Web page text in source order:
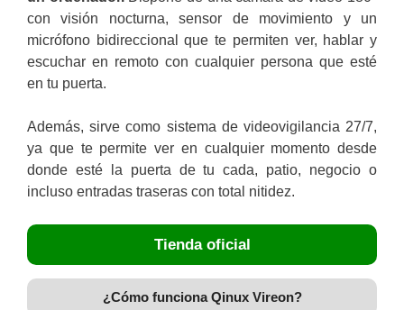
con visión nocturna, sensor de movimiento y un
micrófono bidireccional que te permiten ver, hablar y
escuchar en remoto con cualquier persona que esté
en tu puerta.
Además, sirve como sistema de videovigilancia 27/7,
ya que te permite ver en cualquier momento desde
donde esté la puerta de tu cada, patio, negocio o
incluso entradas traseras con total nitidez.
Tienda oficial
¿Cómo funciona Qinux Vireon?